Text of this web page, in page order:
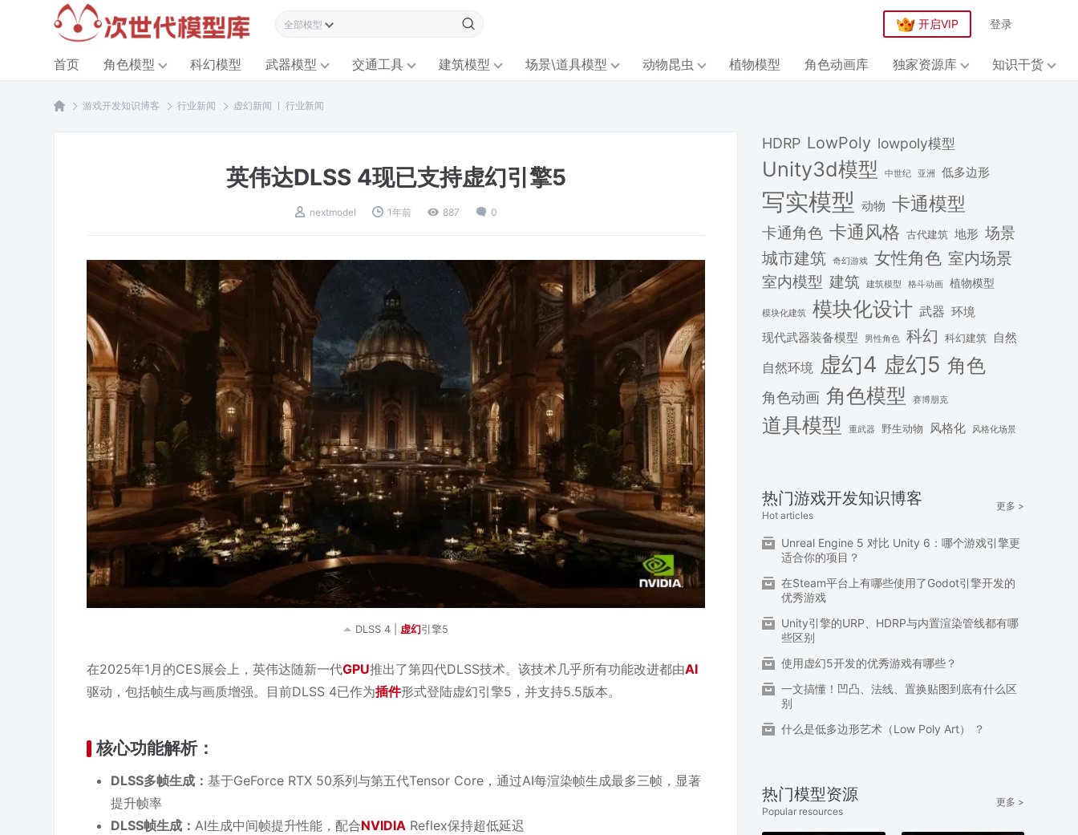
全部模型资源 开启VIP 登录
首页 角色模型 科幻模型 武器模型 交通工具 建筑模型 场景\道具模型 动物昆虫 植物模型 角色动画库 独家资源库 知识干货
游戏开发知识博客 行业新闻 虚幻新闻 行业新闻
英伟达DLSS 4现已支持虚幻引擎5
nextmodel 1年前 887 0
DLSS 4 | 虚幻引擎5
在2025年1月的CES展会上，英伟达随新一代GPU推出了第四代DLSS技术。该技术几乎所有功能改进都由AI
驱动，包括帧生成与画质增强。目前DLSS 4已作为插件形式登陆虚幻引擎5，并支持5.5版本。
核心功能解析：
DLSS多帧生成：基于GeForce RTX 50系列与第五代Tensor Core，通过AI每渲染帧生成最多三帧，显著
提升帧率
DLSS帧生成：AI生成中间帧提升性能，配合NVIDIA Reflex保持超低延迟
HDRP LowPoly lowpoly模型
Unity3d模型 中世纪 亚洲 低多边形
写实模型 动物 卡通模型
卡通角色 卡通风格 古代建筑 地形 场景
城市建筑
奇幻游戏 女性角色 室内场景
室内模型 建筑 建筑模型 格斗动画 植物模型
模块化建筑 模块化设计 武器 环境
现代武器装备模型
男性角色 科幻 科幻建筑 自然
自然环境 虚幻4 虚幻5 角色
角色动画 角色模型 赛博朋克
道具模型 重武器 野生动物 风格化 风格化场景
热门游戏开发知识博客
Hot articles
更多 >
Unreal Engine 5 对比 Unity 6：哪个游戏引擎更
适合你的项目？
在Steam平台上有哪些使用了Godot引擎开发的
优秀游戏
Unity引擎的URP、HDRP与内置渲染管线都有哪
些区别
使用虚幻5开发的优秀游戏有哪些？
一文搞懂！凹凸、法线、置换贴图到底有什么区
别
什么是低多边形艺术（Low Poly Art） ？
热门模型资源
Popular resources
更多 >